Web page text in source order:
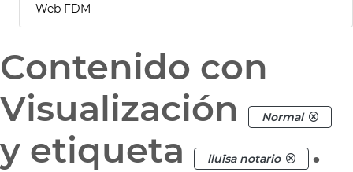
Web FDM
Contenido con
Visualización
Normal
y etiqueta lluïsa notario .